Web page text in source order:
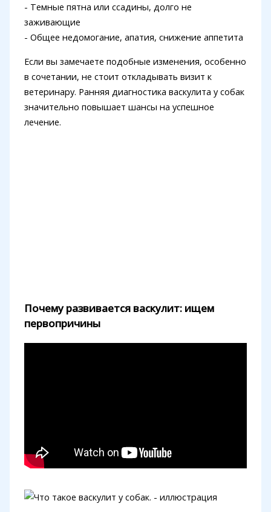
- Темные пятна или ссадины, долго не
заживающие
- Общее недомогание, апатия, снижение аппетита
Если вы замечаете подобные изменения, особенно
в сочетании, не стоит откладывать визит к
ветеринару. Ранняя диагностика васкулита у собак
значительно повышает шансы на успешное
лечение.
Почему развивается васкулит: ищем
первопричины